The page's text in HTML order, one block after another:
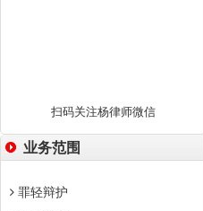
扫码关注杨律师微信
业务范围
罪轻辩护